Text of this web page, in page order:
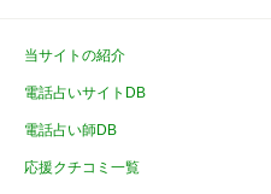
当サイトの紹介
電話占いサイトDB
電話占い師DB
応援クチコミ一覧